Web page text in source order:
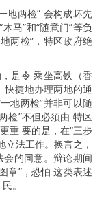
地两检” 会构成坏先
马”和“随意门”等负
两检”，特区政府绝
是令 乘坐高铁（香
捷地办理两地的通
地两检”并非可以随
检”不但必须由 特区
重 要的是，在“三步
立法工作。换言之，
会的同意。辩论期间
章”，恐怕 这类表述
。